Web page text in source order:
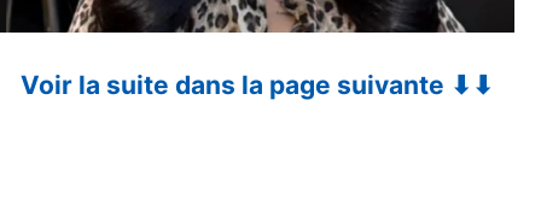
Voir la suite dans la page suivante ⬇⬇